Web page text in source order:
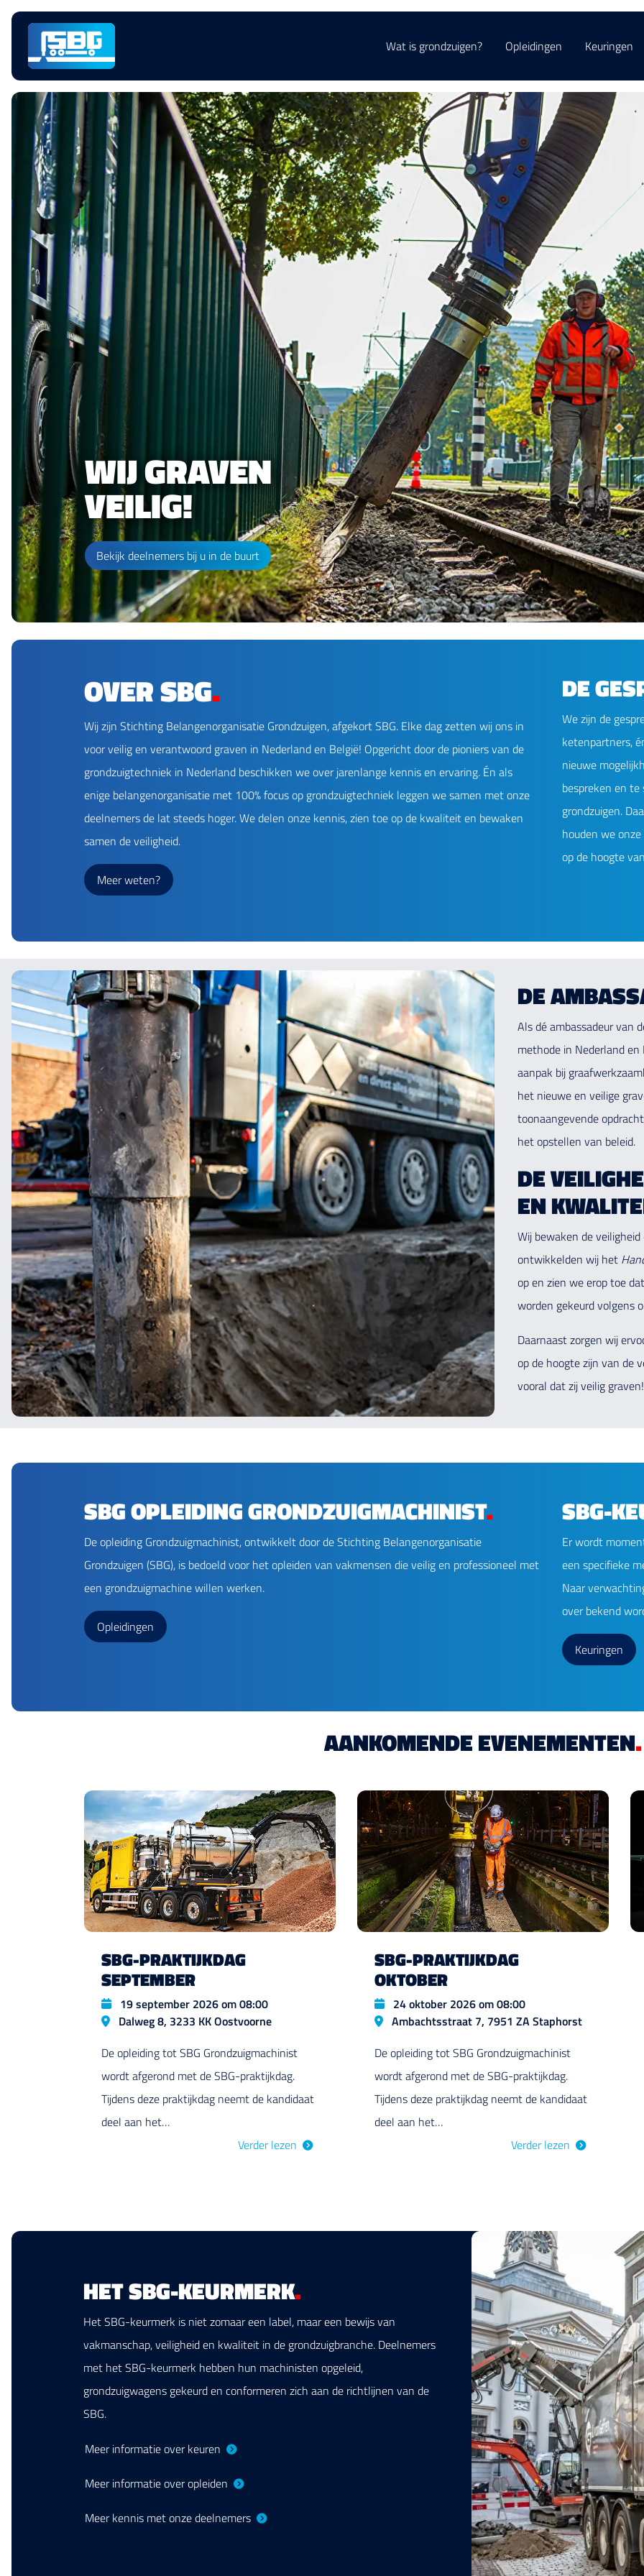
overslaan
Wat is grondzuigen?
Opleidingen Keuringen
WIJ GRAVEN
VEILIG!
Bekijk deelnemers bij u in de buurt
OVER SBG.
Wij zijn Stichting Belangenorganisatie Grondzuigen, afgekort SBG. Elke dag zetten wij ons in
voor veilig en verantwoord graven in Nederland en België! Opgericht door de pioniers van de
grondzuigtechniek in Nederland beschikken we over jarenlange kennis en ervaring. Én als
enige belangenorganisatie met 100% focus op grondzuigtechniek leggen we samen met onze
deelnemers de lat steeds hoger. We delen onze kennis, zien toe op de kwaliteit en bewaken
samen de veiligheid.
Meer weten?
DE
We zijn de
ketenpartners,
nieuwe
bespreken en
grondzuigen.
houden we
op de hoogte
DE
Als dé ambassadeur van
methode in Nederland
aanpak bij
het nieuwe en veilige
toonaangevende
het opstellen van beleid.
DE
EN
Wij bewaken de
ontwikkelden wij het
op en zien we erop toe
worden gekeurd volgens
Daarnaast zorgen wij
op de hoogte zijn van de
vooral dat zij veilig graven!
SBG OPLEIDING GRONDZUIGMACHINIST.
De opleiding Grondzuigmachinist, ontwikkelt door de Stichting Belangenorganisatie
Grondzuigen (SBG), is bedoeld voor het opleiden van vakmensen die veilig en professioneel met
een grondzuigmachine willen werken.
Opleidingen
SBG-
Er wordt
een specifieke
Naar
over bekend
Keuringen
AANKOMENDE EVENEMENTEN.
SBG-PRAKTIJKDAG
SEPTEMBER
Datum
19 september 2026 om 08:00
Locatie
Dalweg 8, 3233 KK Oostvoorne
De opleiding tot SBG Grondzuigmachinist
wordt afgerond met de SBG-praktijkdag.
Tijdens deze praktijkdag neemt de kandidaat
deel aan het…
Verder lezen
SBG-PRAKTIJKDAG
OKTOBER
Datum
24 oktober 2026 om 08:00
Locatie
Ambachtsstraat 7, 7951 ZA Staphorst
De opleiding tot SBG Grondzuigmachinist
wordt afgerond met de SBG-praktijkdag.
Tijdens deze praktijkdag neemt de kandidaat
deel aan het…
Verder lezen
HET SBG-KEURMERK.
Het SBG-keurmerk is niet zomaar een label, maar een bewijs van
vakmanschap, veiligheid en kwaliteit in de grondzuigbranche. Deelnemers
met het SBG-keurmerk hebben hun machinisten opgeleid,
grondzuigwagens gekeurd en conformeren zich aan de richtlijnen van de
SBG.
Meer informatie over keuren
Meer informatie over opleiden
Meer kennis met onze deelnemers